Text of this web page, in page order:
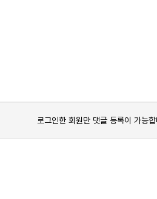
로그인한 회원만 댓글 등록이 가능